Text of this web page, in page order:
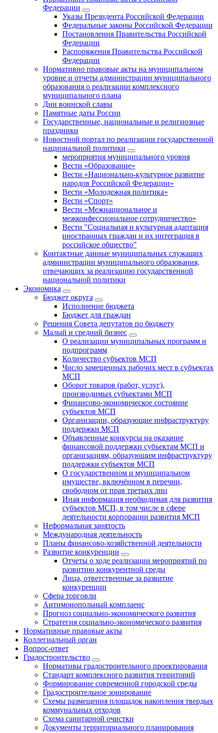
Федерации
Указы Президента Российской Федерации
Федеральные законы Российской Федерации
Постановления Правительства Российской
Федерации
Распоряжения Правительства Российской
Федерации
Нормативно правовые акты на муниципальном
уровне и отчеты администрации муниципального
образования о реализации комплексного
муниципального плана
Дни воинской славы
Памятные даты России
Государственные, национальные и религиозные
праздники
Новостной портал по реализации государственной
национальной политики
мероприятия муниципального уровня
Вести «Образование»
Вести «Национально-культурное развитие
народов Российской Федерации»
Вести «Молодежная политика»
Вести «Спорт»
Вести «Межнациональное и
межконфессиональное сотрудничество»
Вести "Социальная и культурная адаптация
иностранных граждан и их интеграция в
российское общество"
Контактные данные муниципальных служащих
администрации муниципального образования,
отвечающих за реализацию государственной
национальной политики
Экономика
Бюджет округa
Исполнение бюджета
Бюджет для граждан
Решения Совета депутатов по бюджету
Малый и средний бизнес
О реализации муниципальных программ и
подпрограмм
Количество субъектов МСП
Число замещенных рабочих мест в субъектах
МСП
Оборот товаров (работ, услуг),
производимых субъектами МСП
Финансово-экономическое состояние
субъектов МСП
Организации, образующие инфраструктуру
поддержки МСП
Объявленные конкурсы на оказание
финансовой поддержки субъектам МСП и
организациям, образующим инфраструктуру
поддержки субъектов МСП
О государственном и муниципальном
имуществе, включённом в перечни,
свободном от прав третьих лиц
Иная информация необходимая для развития
субъектов МСП, в том числе в сфере
деятельности корпорации развития МСП
Неформальная занятость
Международная деятельность
Планы финансово-хозяйственной деятельности
Развитие конкуренции
Отчеты о ходе реализации мероприятий по
развитию конкурентной среды
Лица, ответственные за развитие
конкуренции
Сфера торговли
Антимонопольный комплаенс
Прогноз социально-экономического развития
Стратегия социально-экономического развития
Нормативные правовые акты
Коллегиальный орган
Вопрос-ответ
Градостроительство
Нормативы градостроительного проектирования
Стандарт комплексного развития территорий
Формирование современной городской среды
Градостроительное зонирование
Схемы размещения площадок накопления твердых
коммунальных отходов
Схема санитарной очистки
Документы территориального планирования